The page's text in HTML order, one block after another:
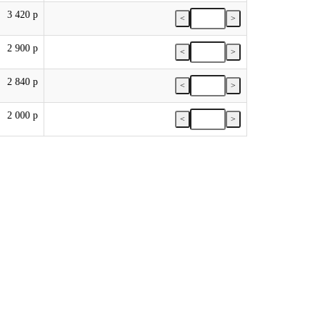
3 420 р < >
2 900 р < >
2 840 р < >
2 000 р < >